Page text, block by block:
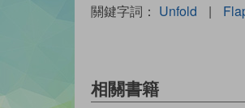
關鍵字詞： Unfold |
相關書籍